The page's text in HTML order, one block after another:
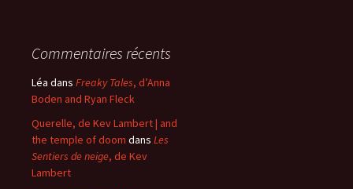
Commentaires récents
Léa dans Freaky Tales, d’Anna
Boden and Ryan Fleck
Querelle, de Kev Lambert | and
the temple of doom dans Les
Sentiers de neige, de Kev
Lambert